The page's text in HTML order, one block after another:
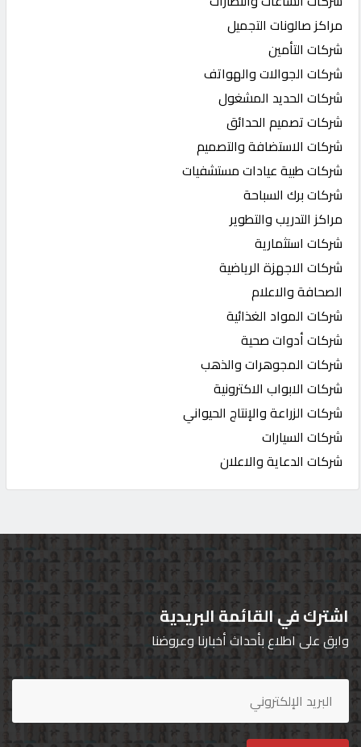
مراكز صالونات التجميل
شركات التأمين
شركات الجوالات والهواتف
شركات الحديد المشغول
شركات تصميم الحدائق
شركات الاستضافة والتصميم
شركات طبية عيادات مستشفيات
شركات برك السباحة
مراكز التدريب والتطوير
شركات استثمارية
شركات الاجهزة الرياضية
الصحافة والاعلام
شركات المواد الغذائية
شركات أدوات صحية
شركات المجوهرات والذهب
شركات الابواب الاكترونية
شركات الزراعة والإنتاج الحيواني
شركات السيارات
شركات الدعاية والاعلان
اشترك في القائمة البريدية
وابق على اطلاع بأحداث أخبارنا وعروضنا